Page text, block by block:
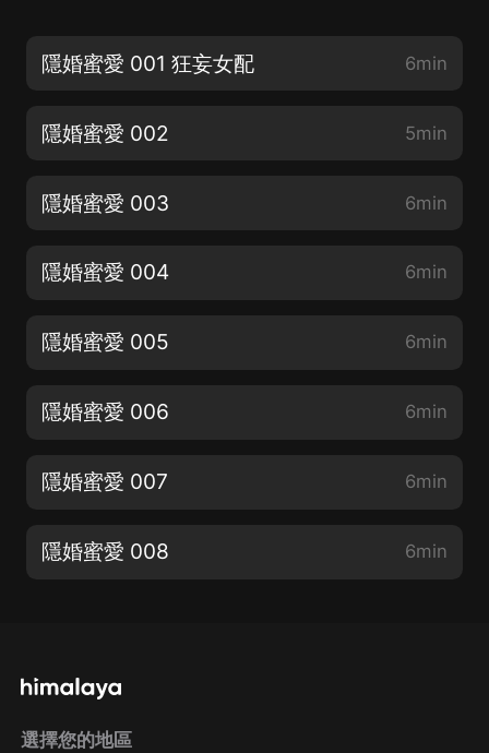
隱婚蜜愛 001 狂妄女配 6min
隱婚蜜愛 002 5min
隱婚蜜愛 003 6min
隱婚蜜愛 004 6min
隱婚蜜愛 005 6min
隱婚蜜愛 006 6min
隱婚蜜愛 007 6min
隱婚蜜愛 008 6min
選擇您的地區